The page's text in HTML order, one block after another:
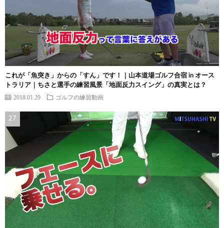
これが「魚突き」からの「すん」です！｜山本道場ゴルフ合宿 in オース
トラリア｜ちさと選手の練習風景「地面反力スイング」の真実とは？
2018.01.29 ゴルフの練習動画